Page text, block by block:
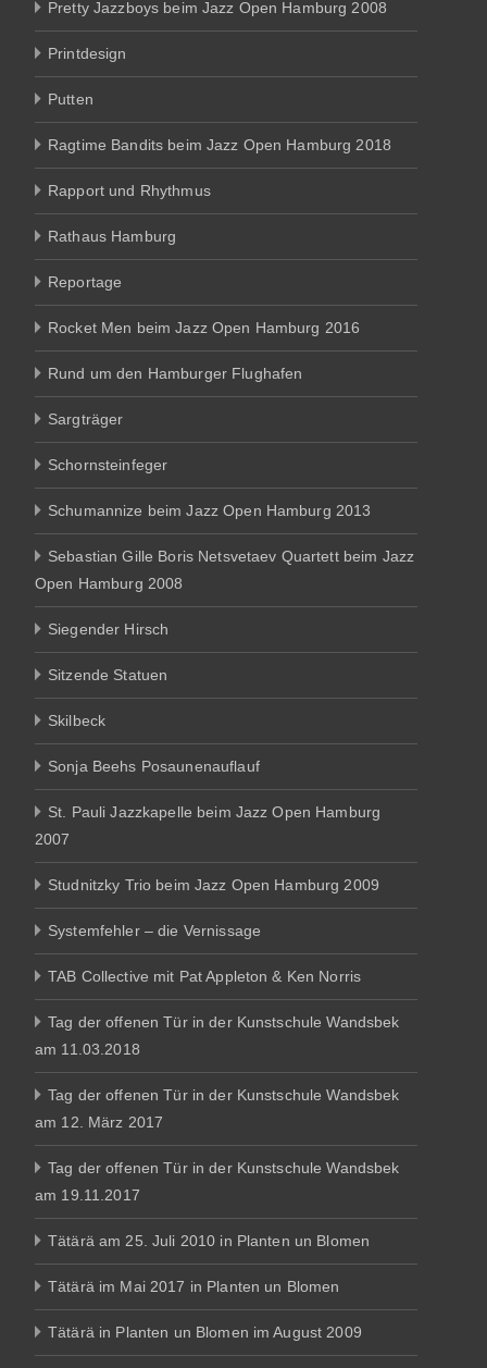
Pretty Jazzboys beim Jazz Open Hamburg 2008
Printdesign
Putten
Ragtime Bandits beim Jazz Open Hamburg 2018
Rapport und Rhythmus
Rathaus Hamburg
Reportage
Rocket Men beim Jazz Open Hamburg 2016
Rund um den Hamburger Flughafen
Sargträger
Schornsteinfeger
Schumannize beim Jazz Open Hamburg 2013
Sebastian Gille Boris Netsvetaev Quartett beim Jazz
Open Hamburg 2008
Siegender Hirsch
Sitzende Statuen
Skilbeck
Sonja Beehs Posaunenauflauf
St. Pauli Jazzkapelle beim Jazz Open Hamburg
2007
Studnitzky Trio beim Jazz Open Hamburg 2009
Systemfehler – die Vernissage
TAB Collective mit Pat Appleton & Ken Norris
Tag der offenen Tür in der Kunstschule Wandsbek
am 11.03.2018
Tag der offenen Tür in der Kunstschule Wandsbek
am 12. März 2017
Tag der offenen Tür in der Kunstschule Wandsbek
am 19.11.2017
Tätärä am 25. Juli 2010 in Planten un Blomen
Tätärä im Mai 2017 in Planten un Blomen
Tätärä in Planten un Blomen im August 2009